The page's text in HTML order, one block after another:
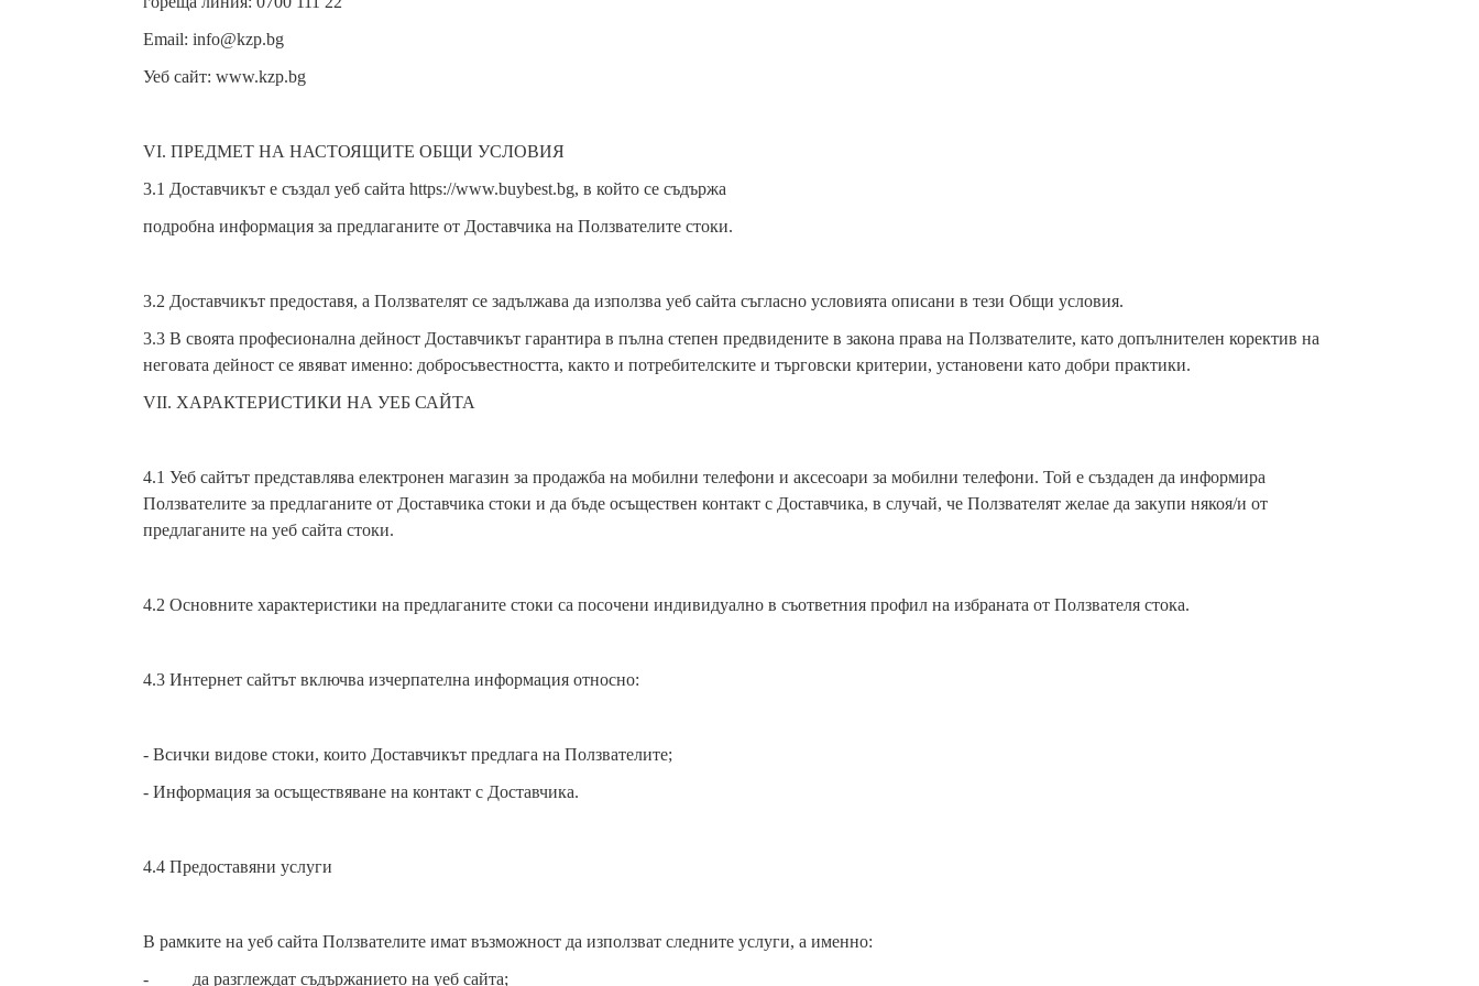
Email: info@kzp.bg
Уеб сайт: www.kzp.bg
VI. ПРЕДМЕТ НА НАСТОЯЩИТЕ ОБЩИ УСЛОВИЯ
3.1 Доставчикът е създал уеб сайта https://www.buybest.bg, в който се съдържа
подробна информация за предлаганите от Доставчика на Ползвателите стоки.
3.2 Доставчикът предоставя, а Ползвателят се задължава да използва уеб сайта съгласно условията описани в тези Общи условия.
3.3 В своята професионална дейност Доставчикът гарантира в пълна степен предвидените в закона права на Ползвателите, като допълнителен коректив на
неговата дейност се явяват именно: добросъвестността, както и потребителските и търговски критерии, установени като добри практики.
VII. ХАРАКТЕРИСТИКИ НА УЕБ САЙТА
4.1 Уеб сайтът представлява електронен магазин за продажба на мобилни телефони и аксесоари за мобилни телефони. Той е създаден да информира
Ползвателите за предлаганите от Доставчика стоки и да бъде осъществен контакт с Доставчика, в случай, че Ползвателят желае да закупи някоя/и от
предлаганите на уеб сайта стоки.
4.2 Основните характеристики на предлаганите стоки са посочени индивидуално в съответния профил на избраната от Ползвателя стока.
4.3 Интернет сайтът включва изчерпателна информация относно:
- Всички видове стоки, които Доставчикът предлага на Ползвателите;
- Информация за осъществяване на контакт с Доставчика.
4.4 Предоставяни услуги
В рамките на уеб сайта Ползвателите имат възможност да използват следните услуги, а именно:
- да разглеждат съдържанието на уеб сайта;